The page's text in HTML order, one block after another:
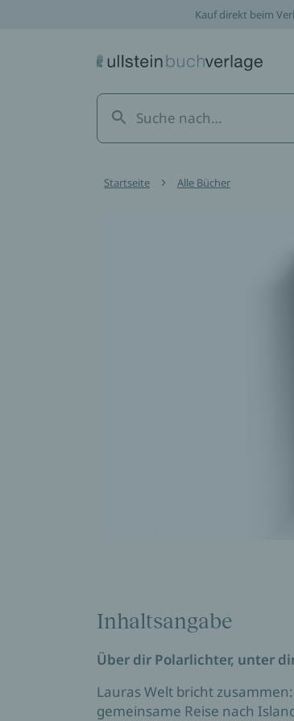
Kauf direkt beim
Startseite Alle Bücher
Inhaltsangabe
Über dir Polarlichter, unter
Lauras Welt bricht
gemeinsame Reise nach